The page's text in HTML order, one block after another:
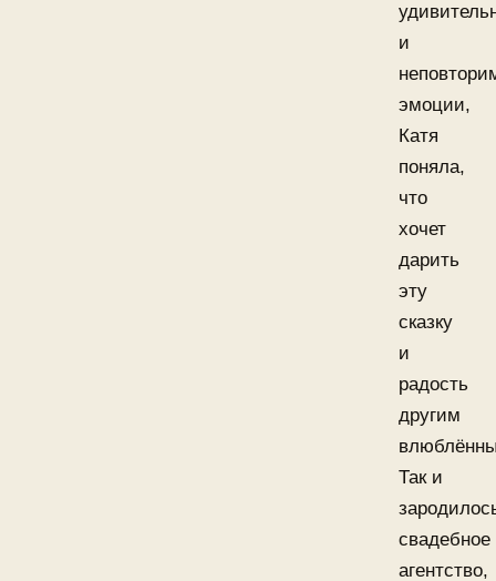
и
эмоции,
Катя
поняла,
что
хочет
дарить
эту
сказку
и
радость
другим
Так и
свадебное
агентство,